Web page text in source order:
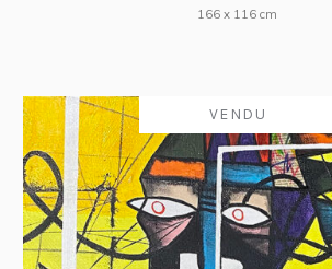
166 x 116 cm
VENDU